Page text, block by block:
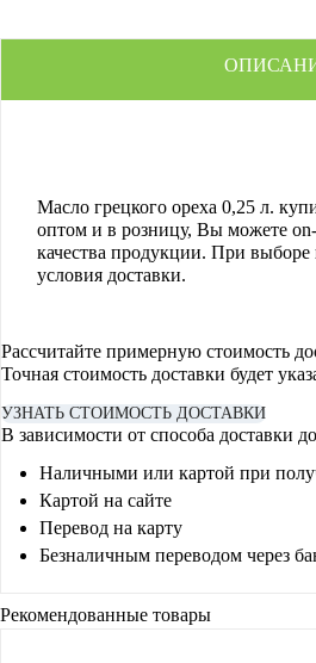
Масло грецкого ореха 0,25 л.
оптом и в розницу, Вы можете
качества продукции. При
условия доставки.
Рассчитайте примерную стоимость
Точная стоимость доставки будет
УЗНАТЬ СТОИМОСТЬ ДОСТАВКИ
В зависимости от способа доставки
Наличными или картой при
Картой на сайте
Перевод на карту
Безналичным переводом через
Рекомендованные товары